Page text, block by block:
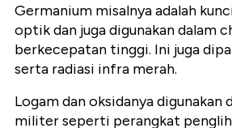
Germanium misalnya adalah
optik dan juga digunakan dalam
berkecepatan tinggi. Ini juga
serta radiasi infra merah.
Logam dan oksidanya digunakan
militer seperti perangkat